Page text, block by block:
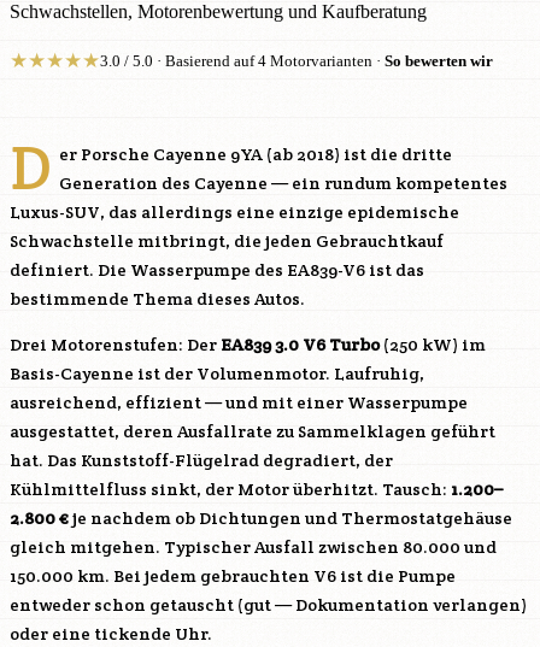
Schwachstellen, Motorenbewertung und Kaufberatung
★★★★★3.0 / 5.0 · Basierend auf 4 Motorvarianten · So bewerten wir
D er Porsche Cayenne 9YA (ab 2018) ist die dritte
Generation des Cayenne — ein rundum kompetentes
Luxus-SUV, das allerdings eine einzige epidemische
Schwachstelle mitbringt, die jeden Gebrauchtkauf
definiert. Die Wasserpumpe des EA839-V6 ist das
bestimmende Thema dieses Autos.
Drei Motorenstufen: Der EA839 3.0 V6 Turbo(250 kW) im
Basis-Cayenne ist der Volumenmotor. Laufruhig,
ausreichend, effizient — und mit einer Wasserpumpe
ausgestattet, deren Ausfallrate zu Sammelklagen geführt
hat. Das Kunststoff-Flügelrad degradiert, der
Kühlmittelfluss sinkt, der Motor überhitzt. Tausch: 1.200–
2.800 €je nachdem ob Dichtungen und Thermostatgehäuse
gleich mitgehen. Typischer Ausfall zwischen 80.000 und
150.000 km. Bei jedem gebrauchten V6 ist die Pumpe
entweder schon getauscht (gut — Dokumentation verlangen)
oder eine tickende Uhr.